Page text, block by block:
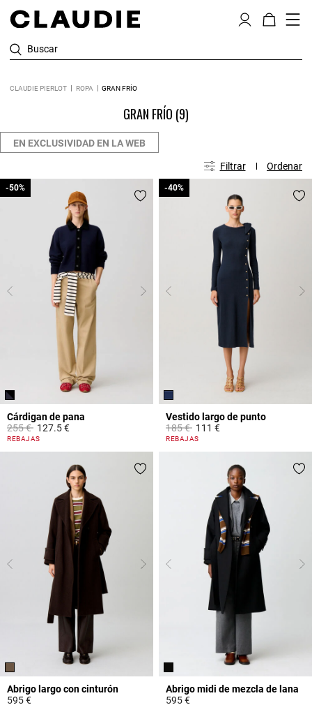
Buscar
CLAUDIE PIERLOT ROPA GRAN FRÍO
GRAN FRÍO (9)
EN EXCLUSIVIDAD EN LA WEB
Filtrar Ordenar
Cárdigan de pana
Price reduced from
255 €to
-50%
127.5 €
3,2 out of 5 Customer Rating
REBAJAS
-50%
Vestido largo de punto
Price reduced from
185 €to
-40%
111 €
5 out of 5 Customer Rating
REBAJAS
-40%
Abrigo largo con cinturón
595 €
Abrigo midi de mezcla de lana
595 €